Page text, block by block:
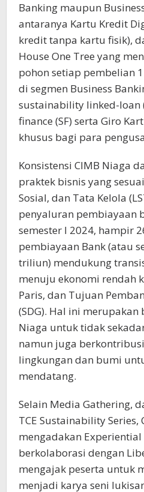
Banking maupun
antaranya Kartu Kredit
kredit tanpa kartu fisik),
House One Tree yang
pohon setiap pembelian
di segmen Business
sustainability linked-loan
finance (SF) serta Giro
khusus bagi para
Konsistensi CIMB Niaga
praktek bisnis yang
Sosial, dan Tata Kelola
penyaluran pembiayaan
semester I 2024, hampir
pembiayaan Bank (atau
triliun) mendukung
menuju ekonomi rendah
Paris, dan Tujuan
(SDG). Hal ini
Niaga untuk tidak
namun juga
lingkungan dan bumi
mendatang.
Selain Media Gathering,
TCE Sustainability Series,
mengadakan
berkolaborasi dengan
mengajak peserta untuk
menjadi karya seni